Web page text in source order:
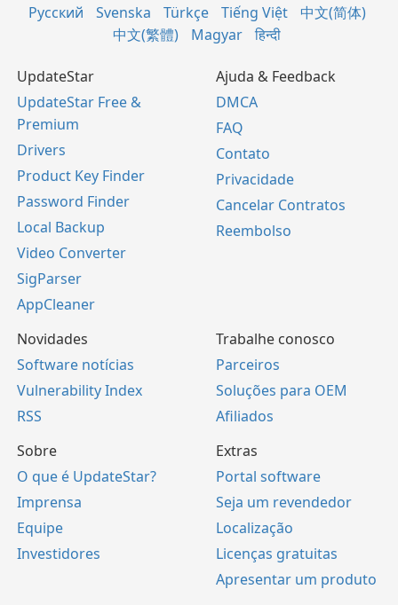
Русский
Svenska Türkçe Tiếng Việt
中文(简体)
中文(繁體)
Magyar हिन्दी
UpdateStar
UpdateStar Free &
Premium
Drivers
Product Key Finder
Password Finder
Local Backup
Video Converter
SigParser
AppCleaner
Ajuda & Feedback
DMCA
FAQ
Contato
Privacidade
Cancelar Contratos
Reembolso
Novidades
Software notícias
Vulnerability Index
RSS
Trabalhe conosco
Parceiros
Soluções para OEM
Afiliados
Sobre
O que é UpdateStar?
Imprensa
Equipe
Investidores
Extras
Portal software
Seja um revendedor
Localização
Licenças gratuitas
Apresentar um produto